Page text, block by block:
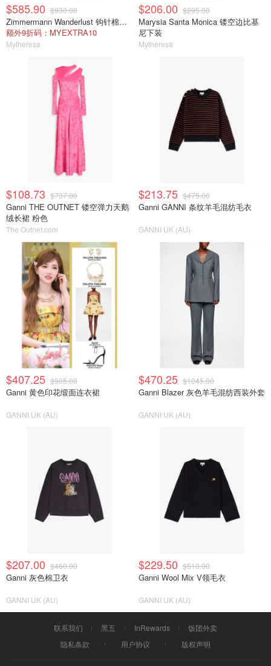
$585.90 $930.00
Zimmermann Wanderlust 钩针棉混纺短裤 白色
额外9折码：MYEXTRA10
Mytheresa
$206.00 $295.00
Marysia Santa Monica 镂空边比基
尼下装
Mytheresa
$108.73 $737.00
Ganni THE OUTNET 镂空弹力天鹅
绒长裙 粉色
The Outnet.com
$213.75 $475.00
Ganni GANNI 条纹羊毛混纺毛衣
GANNI UK (AU)
$407.25 $905.00
Ganni 黄色印花缎面连衣裙
GANNI UK (AU)
$470.25 $1045.00
Ganni Blazer 灰色羊毛混纺西装外套
GANNI UK (AU)
$207.00 $460.00
Ganni 灰色棉卫衣
GANNI UK (AU)
$229.50 $510.00
Ganni Wool Mix V领毛衣
GANNI UK (AU)
联系我们 黑五 InRewards
饭团外卖
隐私条款
用户协议 版权声明